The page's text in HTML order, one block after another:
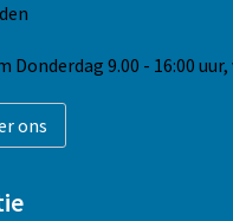
Donderdag 9.00 - 16:00
ons